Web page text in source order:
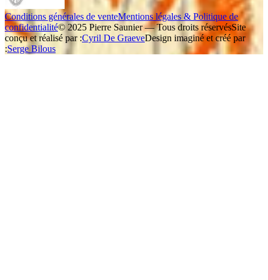
Conditions générales de venteMentions légales & Politique de
confidentialité© 2025 Pierre Saunier — Tous droits réservésSite
conçu et réalisé par :Cyril De GraeveDesign imaginé et créé par
:Serge Bilous